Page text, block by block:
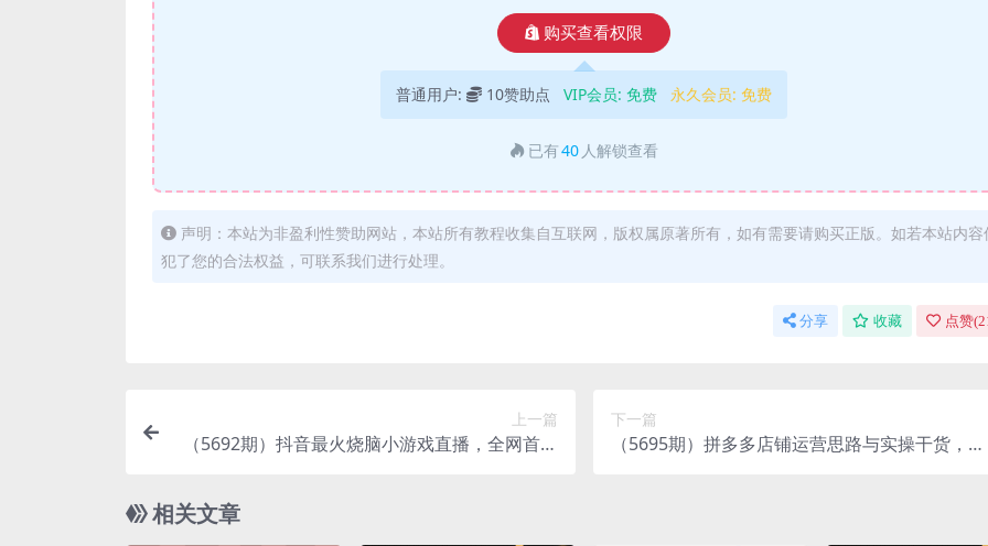
购买查看权限
普通用户: 10赞助点 VIP会员: 免费 永久会员: 免费
已有40 人解锁查看
声明：本站为非盈利性赞助网站，本站所有教程收集自互联网，版权属原著所有，如有需要请购买正版。如若本站内容
犯了您的合法权益，可联系我们进行处理。
分享 收藏 点赞(
上一篇
（5692期）抖音最火烧脑小游戏直播，全网首发
下一篇
（5695期）拼多多店铺运营思路与实操干货，当
相关文章